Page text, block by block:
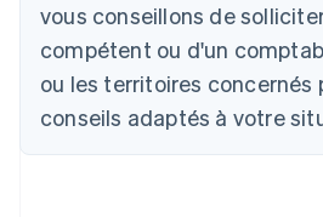
vous conseillons de
compétent ou d'un
ou les territoires concernés
conseils adaptés à votre
Bulgarie
English
Canada
English Français
Chine continentale